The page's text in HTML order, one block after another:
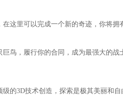
这里可以完成一个新的奇迹，你将拥
鸟，履行你的合同，成为最强大的战
的3D技术创造，探索是极其美丽和自